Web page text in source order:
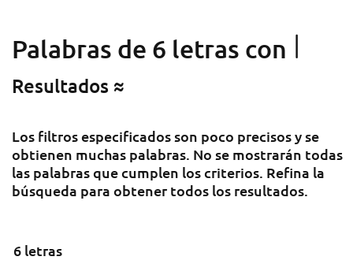
Palabras de 6 letras con I
Resultados ≈
Los filtros especificados son poco precisos y se
obtienen muchas palabras. No se mostrarán todas
las palabras que cumplen los criterios. Refina la
búsqueda para obtener todos los resultados.
6 letras